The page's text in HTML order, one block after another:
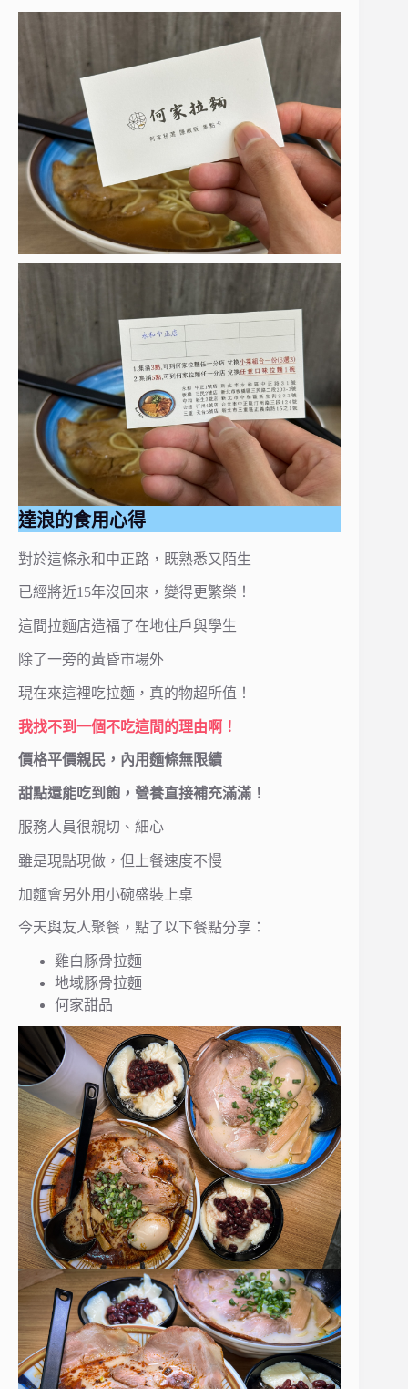
達浪的食用心得
對於這條永和中正路，既熟悉又陌生
已經將近15年沒回來，變得更繁榮！
這間拉麵店造福了在地住戶與學生
除了一旁的黃昏市場外
現在來這裡吃拉麵，真的物超所值！
我找不到一個不吃這間的理由啊！
價格平價親民，內用麵條無限續
甜點還能吃到飽，營養直接補充滿滿！
服務人員很親切、細心
雖是現點現做，但上餐速度不慢
加麵會另外用小碗盛裝上桌
今天與友人聚餐，點了以下餐點分享：
雞白豚骨拉麵
地域豚骨拉麵
何家甜品